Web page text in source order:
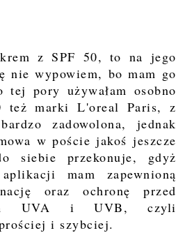
z SPF 50, to na jego
nie wypowiem, bo mam go
tej pory używałam osobno
też marki L'oreal Paris, z
zadowolona, jednak
w poście jakoś jeszcze
siebie przekonuje, gdyż
mam zapewnioną
oraz ochronę przed
UVA i UVB, czyli
i szybciej.